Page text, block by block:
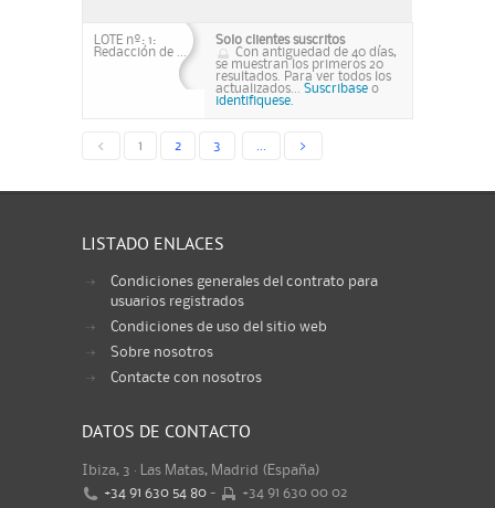
LOTE nº: 1:
Redacción de ...
Solo clientes suscritos
Con antiguedad de 40 días,
se muestran los primeros 20
resultados. Para ver todos los
actualizados... Suscribase o
identifiquese.
< 1 2 3 >
LISTADO ENLACES
Condiciones generales del contrato para
usuarios registrados
Condiciones de uso del sitio web
Sobre nosotros
Contacte con nosotros
DATOS DE CONTACTO
Ibiza, 3 · Las Matas, Madrid (España)
+34 91 630 54 80 - +34 91 630 00 02